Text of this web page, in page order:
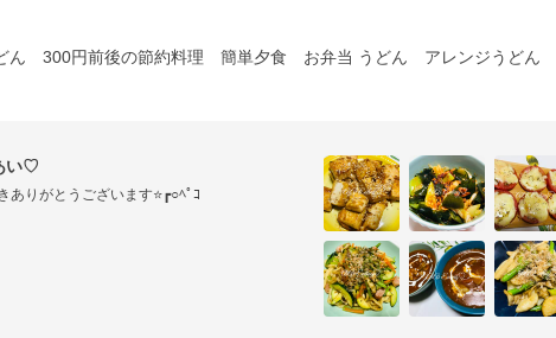
ん 300円前後の節約料理 簡単夕食 お弁当 うどん アレンジうどん
い♡
ありがとうございます⭐┏○ﾍﾟｺ